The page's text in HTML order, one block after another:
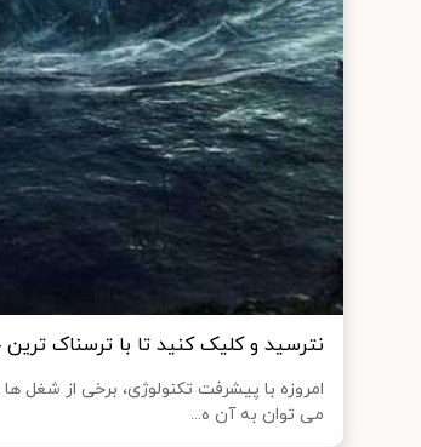
نترسید و کلیک کنید تا با ترسناک
امروزه با پیشرفت تکنولوژی، برخی از
می توان به آن ه...